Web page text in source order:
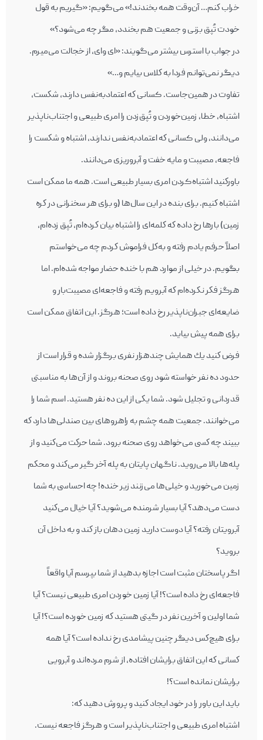
خراب كنم… آن‌وقت همه بخندند!» می‌گويم: «گیریم به قول
خودت تُپق بزنی و جمعيت هم بخندد، مگر چه می‌شود؟»
در جواب با استرس بيشتر می‌گويند: «ای وای، از خجالت می‌ميرم.
ديگر نمی‌توانم فردا به كلاس بيایم و…»
تفاوت در همين‌جاست. کسانی كه اعتمادبه‌نفس دارند، شكست،
اشتباه، خطا، زمين‌خوردن و تُپق‌زدن را امری طبيعی و اجتناب‌ناپذير
می‌دانند، ولی کسانی كه اعتمادبه‌نفس ندارند، اشتباه و شكست را
فاجعه، مصيبت و مايه‌ خفت و آبروريزی می‌دانند.
باوركنيد اشتباه‌کردن امری بسيار طبيعی است. همه‌ ما ممكن است
اشتباه كنيم. برای بنده در اين سال‌ها (و برای هر سخنرانی در كره‌
زمين) بارها رخ داده كه كلمه‌ای را اشتباه بيان كرده‌ام‎‎، تُپق زده‌ام،
اصلاً حرفم يادم رفته و به‌كل فراموش كردم چه می‌خواستم
بگويم. در خيلی از موارد هم با خنده‌ حضار مواجه شده‌ام. اما
هرگز فكر نكرده‌ام كه آبرويم رفته و فاجعه‌ای مصيبت‌بار و
ضايعه‌ای جبران‌ناپذیر رخ داده است؛ هرگز. اين اتفاق ممكن است
برای همه پيش بيايد.
فرض كنيد يك همايش چندهزار نفری برگزار شده و قرار است از
حدود ده نفر خواسته شود روی صحنه بروند و از آن‌ها به مناسبتی
قدردانی و تجليل شود. شما يكی از اين ده نفر هستيد. اسم شما را
می‌خوانند. جمعيت همه چشم به راهروهای بين صندلی‌ها دارد كه
ببيند چه كسی می‌خواهد روی صحنه برود. شما حركت می‌كنيد و از
پله‌ها بالا می‌رويد. ناگهان پايتان به پله‌ آخر گير می‌كند و محكم
زمين می‌خوريد و خیلی‌ها می‌زنند زیر خنده! چه احساسی به شما
دست می‌دهد؟ آيا بسيار شرمنده می‌شويد؟ آيا خیال می‌كنيد
آبرويتان رفته؟ آيا دوست داريد زمين دهان باز كند و به داخل آن
برويد؟
اگر پاسختان مثبت است اجازه بدهید از شما بپرسم آيا واقعاً
فاجعه‌ای رخ داده است؟! آيا زمين خوردن امری طبيعی نيست؟ آيا
شما اولين و آخرين نفر در گیتی هستيد كه زمين خورده است؟! آيا
برای هيچ‌كس ديگر چنين پیشامدی رخ نداده است؟ آيا همه‌
كسانی كه اين اتفاق برايشان افتاده، از شرم مرده‌اند و آبرویی
برايشان نمانده است؟!
بايد اين باور را در خود ايجاد كنيد و پرورش دهيد كه:
اشتباه امری طبيعی و اجتناب‌ناپذير است و هرگز فاجعه نيست.